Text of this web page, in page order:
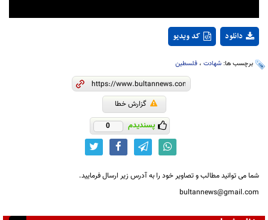
کد ویدیو دانلود
برچسب ها: شهادت ، فلسطین
گزارش خطا
پسندیدم 0
شما می توانید مطالب و تصاویر خود را به آدرس زیر ارسال فرمایید.
bultannews@gmail.com